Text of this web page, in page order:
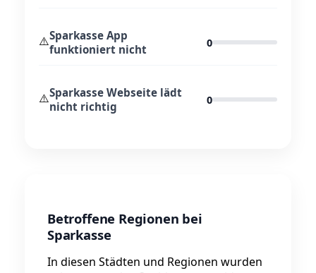
⚠️Sparkasse App
funktioniert nicht
0
⚠️Sparkasse Webseite lädt
nicht richtig
0
Betroffene Regionen bei
Sparkasse
In diesen Städten und Regionen wurden